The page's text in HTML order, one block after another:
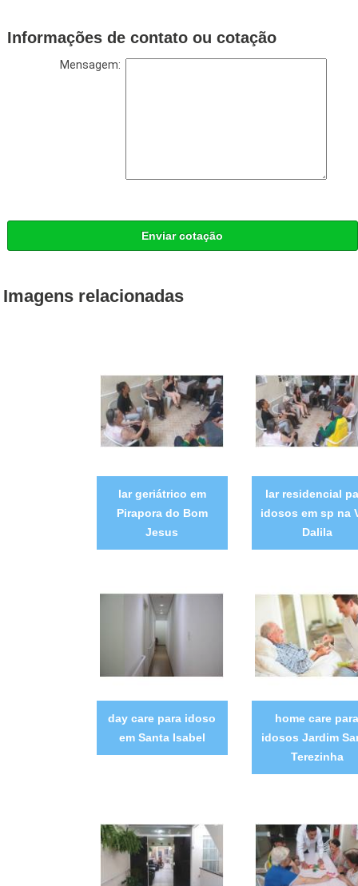
Informações de contato ou cotação
Mensagem:
Enviar cotação
Imagens relacionadas
lar geriátrico em
Pirapora do Bom
Jesus
lar residencial
idosos em sp na
Dalila
day care para idoso
em Santa Isabel
home care para
idosos Jardim
Terezinha